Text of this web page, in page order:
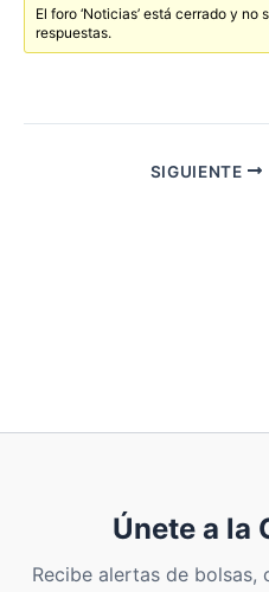
El foro ‘Noticias’ está cerrado y
respuestas.
SIGUIENTE
Únete a la
Recibe alertas de